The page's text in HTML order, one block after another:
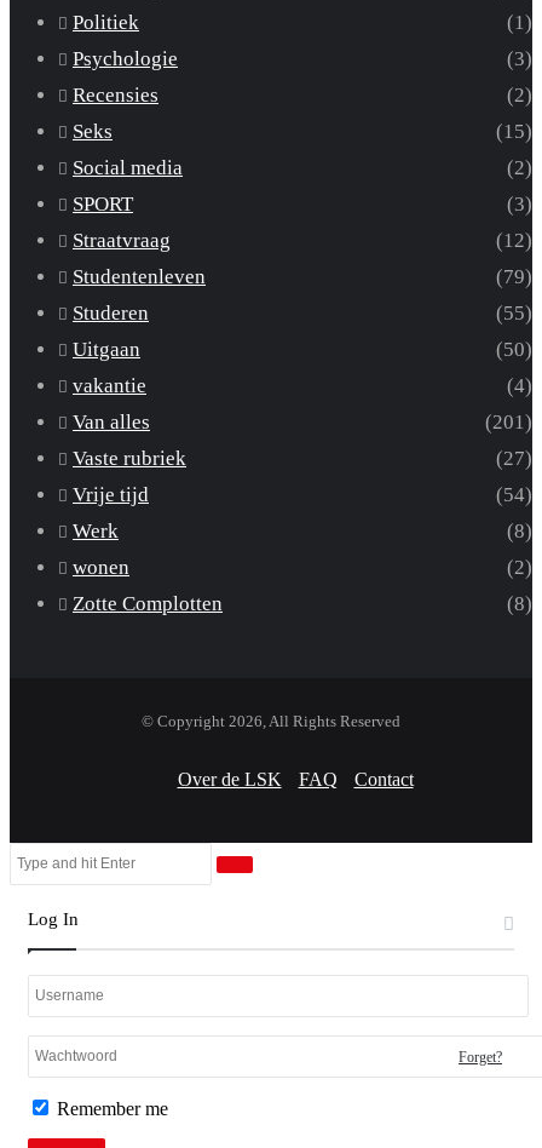
Politiek
(1)
Psychologie
(3)
Recensies
(2)
Seks
(15)
Social media
(2)
SPORT
(3)
Straatvraag
(12)
Studentenleven
(79)
Studeren
(55)
Uitgaan
(50)
vakantie
(4)
Van alles
(201)
Vaste rubriek
(27)
Vrije tijd
(54)
Werk
(8)
wonen
(2)
Zotte Complotten
(8)
© Copyright 2026, All Rights Reserved
Over de LSK FAQ Contact
Search
Log In
Forget?
Remember me